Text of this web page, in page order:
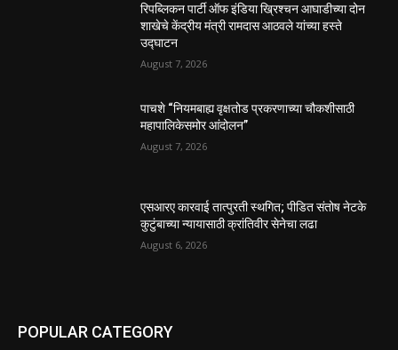
रिपब्लिकन पार्टी ऑफ इंडिया ख्रिश्चन आघाडीच्या दोन
शाखेचे केंद्रीय मंत्री रामदास आठवले यांच्या हस्ते
उद्घाटन
August 7, 2026
पाचशे “नियमबाह्य वृक्षतोड प्रकरणाच्या चौकशीसाठी
महापालिकेसमोर आंदोलन”
August 7, 2026
एसआरए कारवाई तात्पुरती स्थगित; पीडित संतोष नेटके
कुटुंबाच्या न्यायासाठी क्रांतिवीर सेनेचा लढा
August 6, 2026
POPULAR CATEGORY